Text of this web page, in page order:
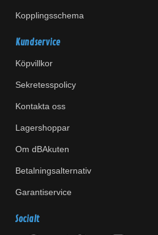
Kopplingsschema
Kundservice
Köpvillkor
Sekretesspolicy
Kontakta oss
Lagershoppar
Om dBAkuten
Betalningsalternativ
Garantiservice
Socialt